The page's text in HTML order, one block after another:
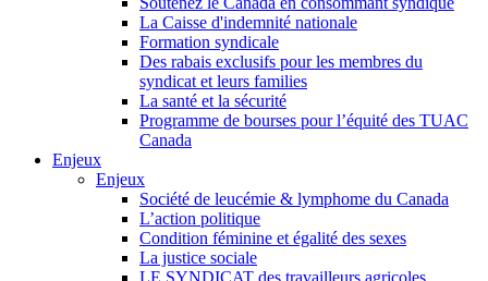
La Caisse d'indemnité nationale
Formation syndicale
Des rabais exclusifs pour les membres du
syndicat et leurs families
La santé et la sécurité
Programme de bourses pour l’équité des TUAC
Canada
Enjeux
Enjeux
Société de leucémie & lymphome du Canada
L’action politique
Condition féminine et égalité des sexes
La justice sociale
LE SYNDICAT des travailleurs agricoles